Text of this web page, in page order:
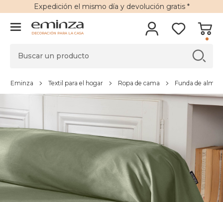
Expedición el mismo día y devolución gratis*
DECORACIÓN PARA LA CASA
Eminza Textil para el hogar Ropa de cama Funda de